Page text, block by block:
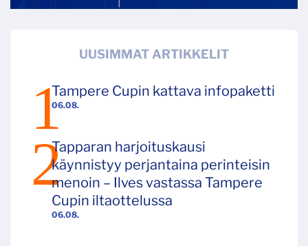
UUSIMMAT ARTIKKELIT
06.08.
Tampere Cupin kattava infopaketti
06.08.
Tapparan harjoituskausi
käynnistyy perjantaina perinteisin
menoin – Ilves vastassa Tampere
Cupin iltaottelussa